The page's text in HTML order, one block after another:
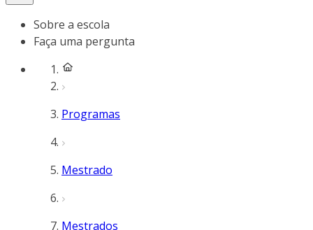
Sobre a escola
Faça uma pergunta
Programas
Mestrado
Mestrados